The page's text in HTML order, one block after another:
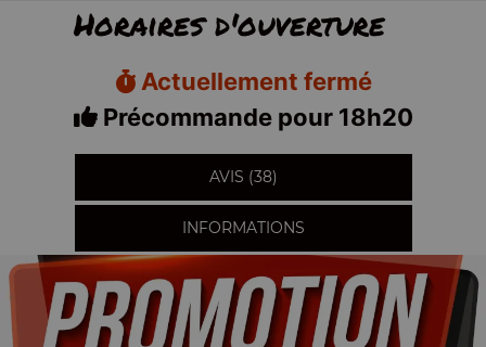
Horaires d'ouverture
Actuellement fermé
Précommande pour 18h20
AVIS (38)
INFORMATIONS